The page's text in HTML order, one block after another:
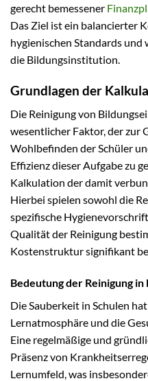
gerecht bemessener
Das Ziel ist ein balancierter
hygienischen Standards
die Bildungsinstitution.
Grundlagen der
Die Reinigung von
wesentlicher Faktor, der zur
Wohlbefinden der Schüler
Effizienz dieser Aufgabe zu
Kalkulation der damit
Hierbei spielen sowohl die
spezifische
Qualität der Reinigung
Kostenstruktur signifikant
Bedeutung der Reinigung
Die Sauberkeit in Schulen
Lernatmosphäre und die
Eine regelmäßige und
Präsenz von
Lernumfeld, was